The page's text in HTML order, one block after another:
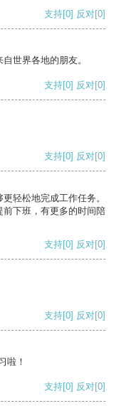
支持[0] 反对[0]
世界各地的朋友。
支持[0] 反对[0]
支持[0] 反对[0]
轻松地完成工作任务。
下班，有更多的时间陪
支持[0] 反对[0]
支持[0] 反对[0]
啦！
支持[0] 反对[0]